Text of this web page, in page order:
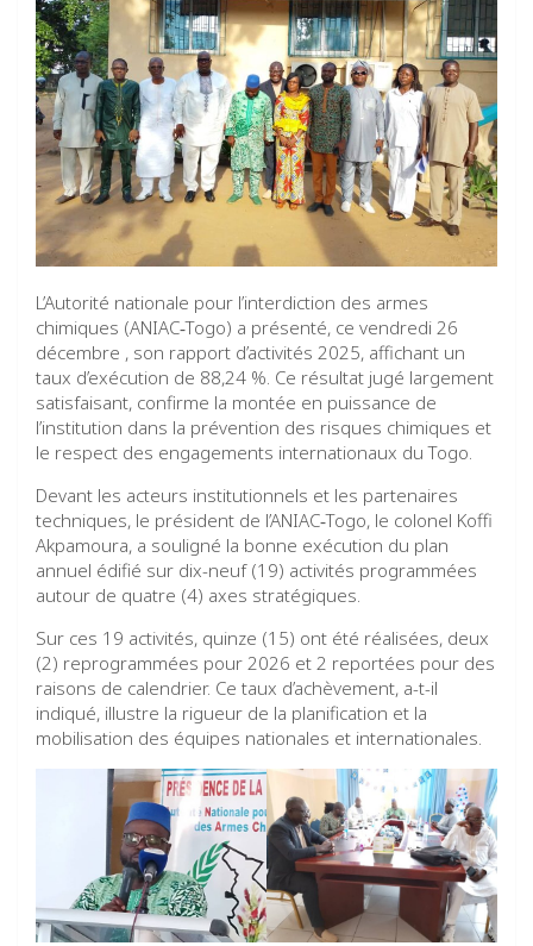
L’Autorité nationale pour l’interdiction des armes
chimiques (ANIAC‑Togo) a présenté, ce vendredi 26
décembre , son rapport d’activités 2025, affichant un
taux d’exécution de 88,24 %. Ce résultat jugé largement
satisfaisant, confirme la montée en puissance de
l’institution dans la prévention des risques chimiques et
le respect des engagements internationaux du Togo.
Devant les acteurs institutionnels et les partenaires
techniques, le président de l’ANIAC‑Togo, le colonel Koffi
Akpamoura, a souligné la bonne exécution du plan
annuel édifié sur dix-neuf (19) activités programmées
autour de quatre (4) axes stratégiques.
Sur ces 19 activités, quinze (15) ont été réalisées, deux
(2) reprogrammées pour 2026 et 2 reportées pour des
raisons de calendrier. Ce taux d’achèvement, a-t-il
indiqué, illustre la rigueur de la planification et la
mobilisation des équipes nationales et internationales.